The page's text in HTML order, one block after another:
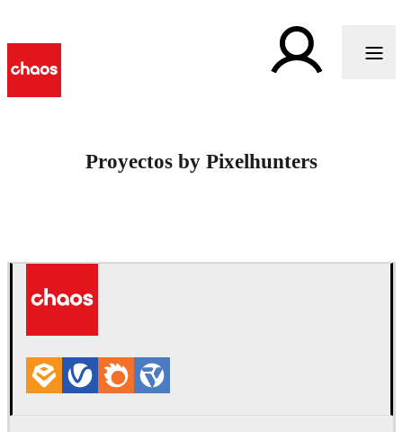
Proyectos by Pixelhunters